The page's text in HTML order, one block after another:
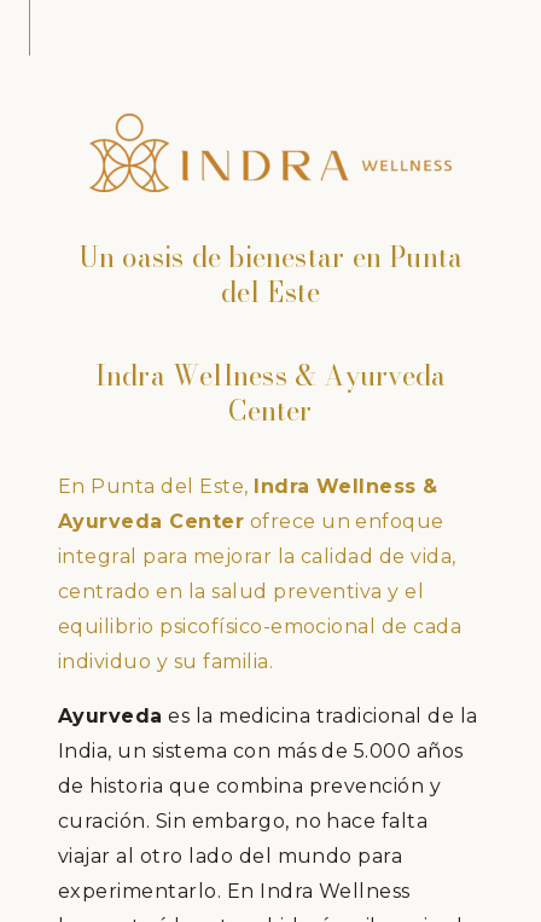
Un oasis de bienestar en Punta
del Este
Indra Wellness & Ayurveda
Center
En Punta del Este,
Indra Wellness &
Ayurveda Center ofrece un enfoque
integral para mejorar la calidad de vida,
centrado en la salud preventiva y el
equilibrio psicofísico-emocional de cada
individuo y su familia.
Ayurveda es la medicina tradicional de la
India, un sistema con más de 5.000 años
de historia que combina prevención y
curación. Sin embargo, no hace falta
viajar al otro lado del mundo para
experimentarlo. En Indra Wellness